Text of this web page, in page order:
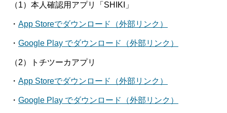
（1）本人確認用アプリ「SHIKI」
・ App Storeでダウンロード（外部リンク）
・ Google Play でダウンロード（外部リンク）
（2）トチツーカアプリ
・ App Storeでダウンロード（外部リンク）
・ Google Play でダウンロード（外部リンク）